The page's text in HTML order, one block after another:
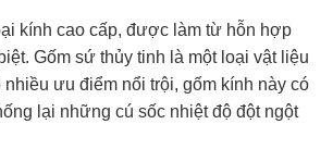
kính cao cấp, được làm từ hỗn hợp
Gốm sứ thủy tinh là một loại vật liệu
ưu điểm nổi trội, gốm kính này có
lại những cú sốc nhiệt độ đột ngột